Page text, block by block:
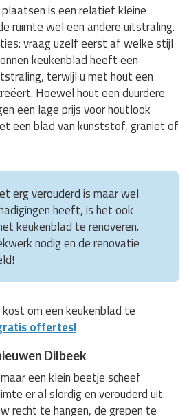
is een relatief kleine
ruimte wel een andere uitstraling.
vraag uzelf eerst af welke stijl
keukenblad heeft een
terwijl u met hout een
Hoewel hout een duurdere
een lage prijs voor houtlook
een blad van kunststof, graniet of
erg verouderd is maar wel
heeft, is het ook
keukenblad te renoveren.
nodig en de renovatie
om een keukenblad te
offertes!
Dilbeek
een klein beetje scheef
er al slordig en verouderd uit.
recht te hangen, de grepen te